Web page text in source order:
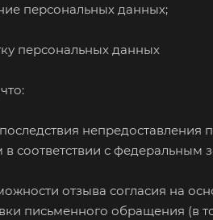
персональных данных;
персональных данных
непредоставления
соответствии с федеральным
отзыва согласия на
письменного обращения (в